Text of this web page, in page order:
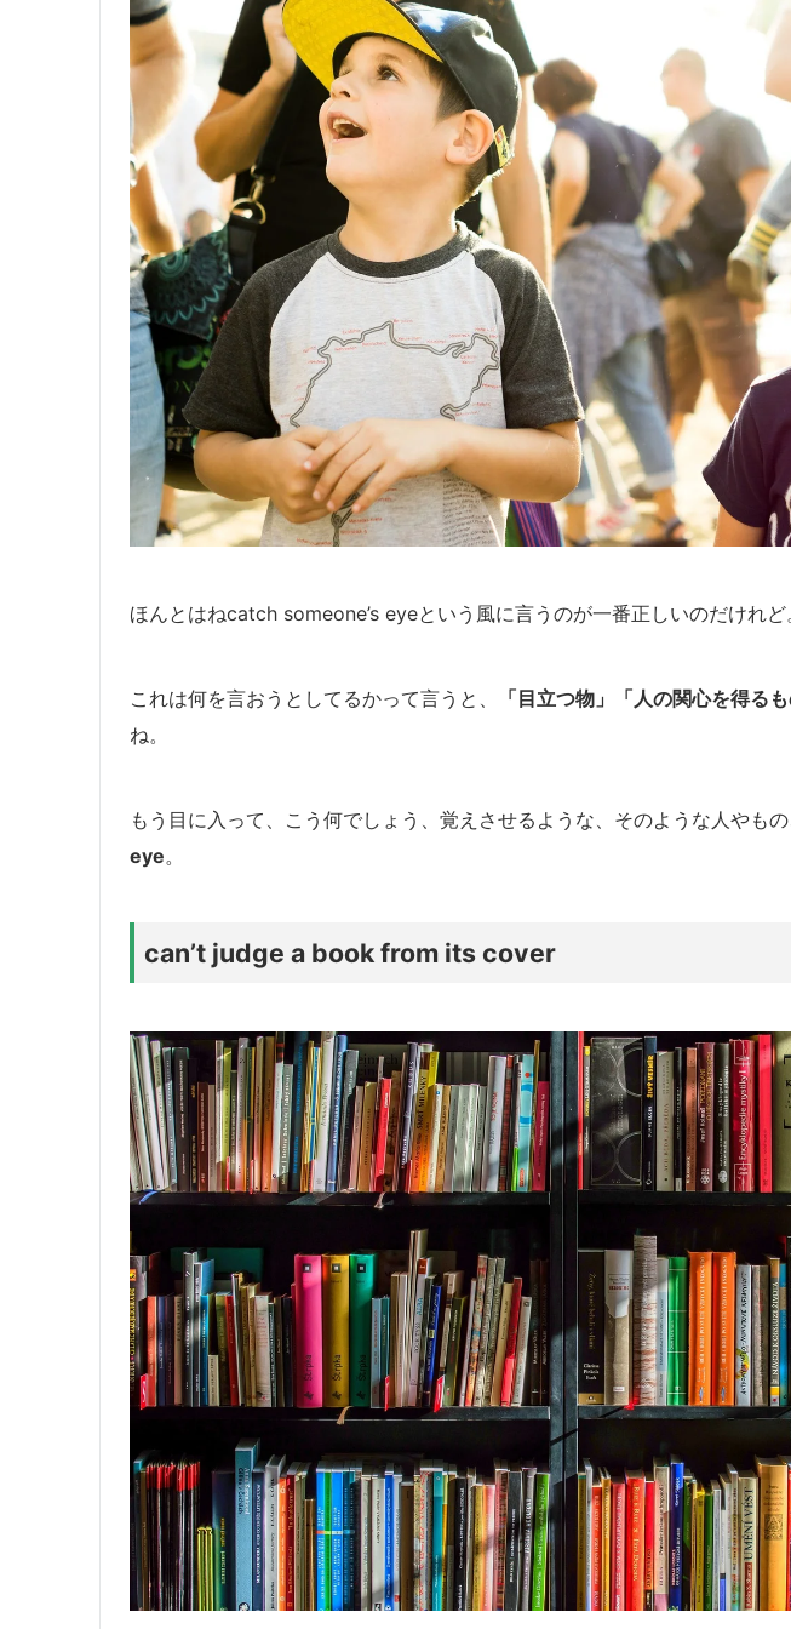
ほんとはねcatch someone’s eyeという風に言うのが一番正しいのだけれど
これは何を言おうとしてるかって言うと、 「目立つ物」「人の関心を得るも
ね。
もう目に入って、こう何でしょう、覚えさせるような、そのような人やもの
eye。
can’t judge a book from its cover